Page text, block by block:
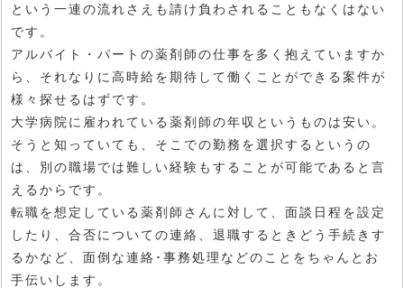
という一連の流れさえも請け負わされることもなくはない
です。
アルバイト・パートの薬剤師の仕事を多く抱えていますか
ら、それなりに高時給を期待して働くことができる案件が
様々探せるはずです。
大学病院に雇われている薬剤師の年収というものは安い。
そうと知っていても、そこでの勤務を選択するというの
は、別の職場では難しい経験もすることが可能であると言
えるからです。
転職を想定している薬剤師さんに対して、面談日程を設定
したり、合否についての連絡、退職するときどう手続きす
るかなど、面倒な連絡･事務処理などのことをちゃんとお
手伝いします。